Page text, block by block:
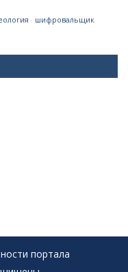
шифровальщик
портала